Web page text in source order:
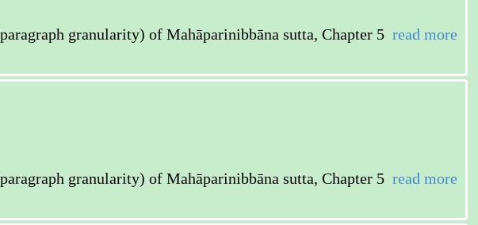
granularity) of Mahāparinibbāna sutta, Chapter 5 read more
granularity) of Mahāparinibbāna sutta, Chapter 5 read more